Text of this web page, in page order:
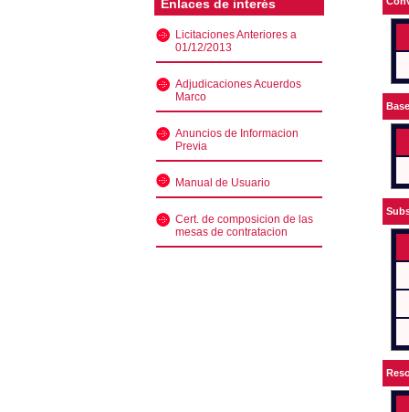
Enlaces de interés
Licitaciones Anteriores a
01/12/2013
Adjudicaciones Acuerdos
Marco
Anuncios de Informacion
Previa
Manual de Usuario
Cert. de composicion de las
mesas de contratacion